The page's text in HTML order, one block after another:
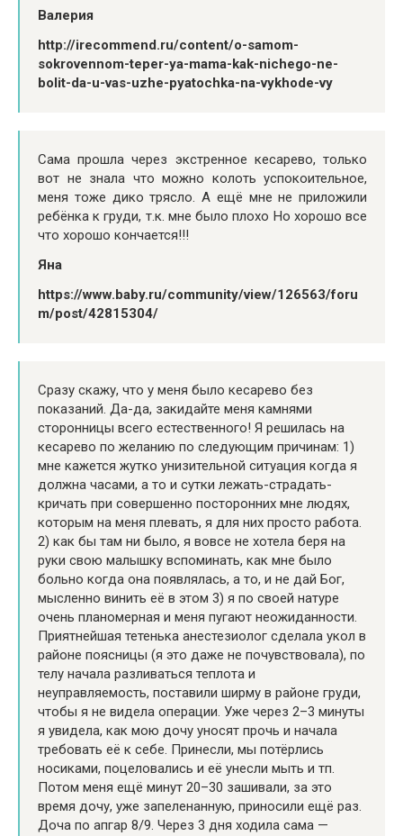
Валерия
http://irecommend.ru/content/o-samom-
sokrovennom-teper-ya-mama-kak-nichego-ne-
bolit-da-u-vas-uzhe-pyatochka-na-vykhode-vy
Сама прошла через экстренное кесарево, только
вот не знала что можно колоть успокоительное,
меня тоже дико трясло. А ещё мне не приложили
ребёнка к груди, т.к. мне было плохо Но хорошо все
что хорошо кончается!!!
Яна
https://www.baby.ru/community/view/126563/foru
m/post/42815304/
Сразу скажу, что у меня было кесарево без
показаний. Да-да, закидайте меня камнями
сторонницы всего естественного! Я решилась на
кесарево по желанию по следующим причинам: 1)
мне кажется жутко унизительной ситуация когда я
должна часами, а то и сутки лежать-страдать-
кричать при совершенно посторонних мне людях,
которым на меня плевать, я для них просто работа.
2) как бы там ни было, я вовсе не хотела беря на
руки свою малышку вспоминать, как мне было
больно когда она появлялась, а то, и не дай Бог,
мысленно винить её в этом 3) я по своей натуре
очень планомерная и меня пугают неожиданности.
Приятнейшая тетенька анестезиолог сделала укол в
районе поясницы (я это даже не почувствовала), по
телу начала разливаться теплота и
неуправляемость, поставили ширму в районе груди,
чтобы я не видела операции. Уже через 2–3 минуты
я увидела, как мою дочу уносят прочь и начала
требовать её к себе. Принесли, мы потёрлись
носиками, поцеловались и её унесли мыть и тп.
Потом меня ещё минут 20–30 зашивали, за это
время дочу, уже запеленанную, приносили ещё раз.
Доча по апгар 8/9. Через 3 дня ходила сама —